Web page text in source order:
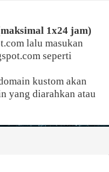
1x24 jam)
lalu masukan
seperti
kustom akan
yang diarahkan atau